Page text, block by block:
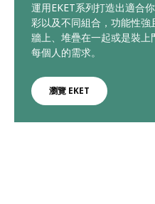
運用EKET系列打造出適合
彩以及不同組合，功能性
牆上、堆疊在一起或是裝上
每個人的需求。
瀏覽 EKET